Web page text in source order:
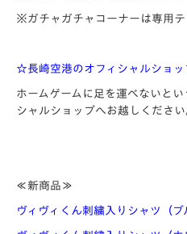
※ガチャガチャコーナーは専用テ
☆長崎空港のオフィシャルショ
ホームゲームに足を運べないと
シャルショップへお越しください
≪新商品≫
ヴィヴィくん刺繍入りシャツ